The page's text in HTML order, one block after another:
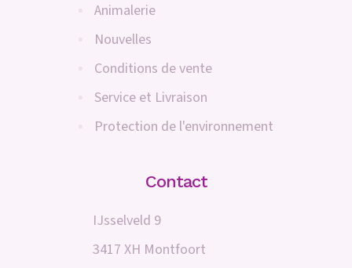
Animalerie
Nouvelles
Conditions de vente
Service et Livraison
Protection de l'environnement
Contact
IJsselveld 9
3417 XH Montfoort